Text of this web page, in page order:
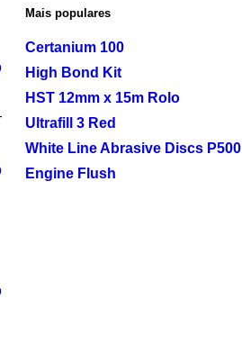
Mais populares
Certanium 100
High Bond Kit
HST 12mm x 15m Rolo
Ultrafill 3 Red
White Line Abrasive Discs P500
Engine Flush